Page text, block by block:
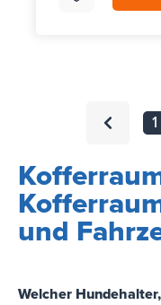
1
und
Welcher